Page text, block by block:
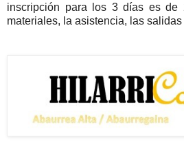
inscripción para los 3 días es de
materiales, la asistencia, las